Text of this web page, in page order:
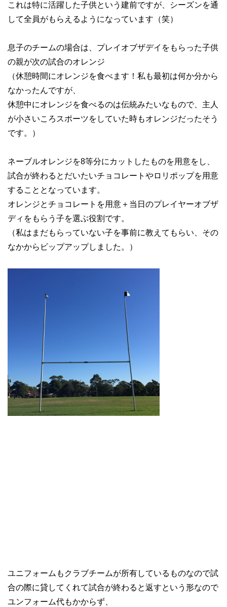
これは特に活躍した子供という建前ですが、シーズンを通
して全員がもらえるようになっています（笑）
息子のチームの場合は、プレイオブザデイをもらった子供
の親が次の試合のオレンジ
（休憩時間にオレンジを食べます！私も最初は何か分から
なかったんですが、
休憩中にオレンジを食べるのは伝統みたいなもので、主人
が小さいころスポーツをしていた時もオレンジだったそう
です。）
ネーブルオレンジを8等分にカットしたものを用意をし、
試合が終わるとだいたいチョコレートやロリポップを用意
することとなっています。
オレンジとチョコレートを用意＋当日のプレイヤーオブザ
ディをもらう子を選ぶ役割です。
（私はまだもらっていない子を事前に教えてもらい、その
なかからビップアップしました。）
ユニフォームもクラブチームが所有しているものなので試
合の際に貸してくれて試合が終わると返すという形なので
ユンフォーム代もかからず、